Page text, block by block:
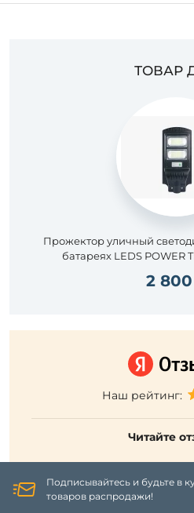
ТОВАР
Прожектор уличный
батареях LEDS POWER
2
Наш рейтинг:
Читайте
Подписывайтесь и будьте в
товаров распродажи!